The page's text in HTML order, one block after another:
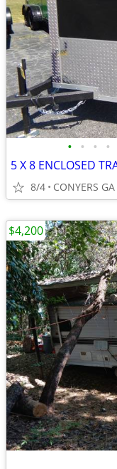
• • • •
8/4 CONYERS GA
$4,200